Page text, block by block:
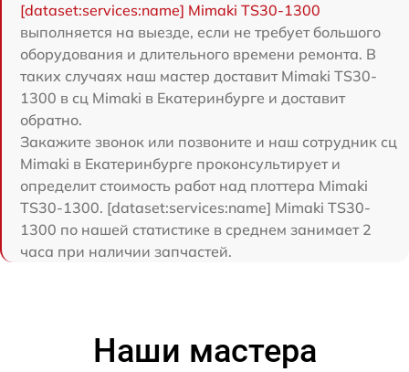
[dataset:services:name] Mimaki TS30-1300
выполняется на выезде, если не требует большого
оборудования и длительного времени ремонта. В
таких случаях наш мастер доставит Mimaki TS30-
1300 в сц Mimaki в Екатеринбурге и доставит
обратно.
Закажите звонок или позвоните и наш сотрудник сц
Mimaki в Екатеринбурге проконсультирует и
определит стоимость работ над плоттера Mimaki
TS30-1300. [dataset:services:name] Mimaki TS30-
1300 по нашей статистике в среднем занимает 2
часа при наличии запчастей.
Наши мастера